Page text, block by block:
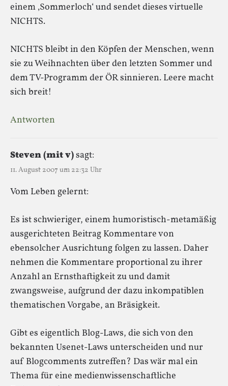
einem ‚Sommerloch‘ und sendet dieses virtuelle
NICHTS.
NICHTS bleibt in den Köpfen der Menschen, wenn
sie zu Weihnachten über den letzten Sommer und
dem TV-Programm der ÖR sinnieren. Leere macht
sich breit!
Antworten
Steven (mit v)sagt:
11. August 2007 um 22:32 Uhr
Vom Leben gelernt:
Es ist schwieriger, einem humoristisch-metamäßig
ausgerichteten Beitrag Kommentare von
ebensolcher Ausrichtung folgen zu lassen. Daher
nehmen die Kommentare proportional zu ihrer
Anzahl an Ernsthaftigkeit zu und damit
zwangsweise, aufgrund der dazu inkompatiblen
thematischen Vorgabe, an Bräsigkeit.
Gibt es eigentlich Blog-Laws, die sich von den
bekannten Usenet-Laws unterscheiden und nur
auf Blogcomments zutreffen? Das wär mal ein
Thema für eine medienwissenschaftliche